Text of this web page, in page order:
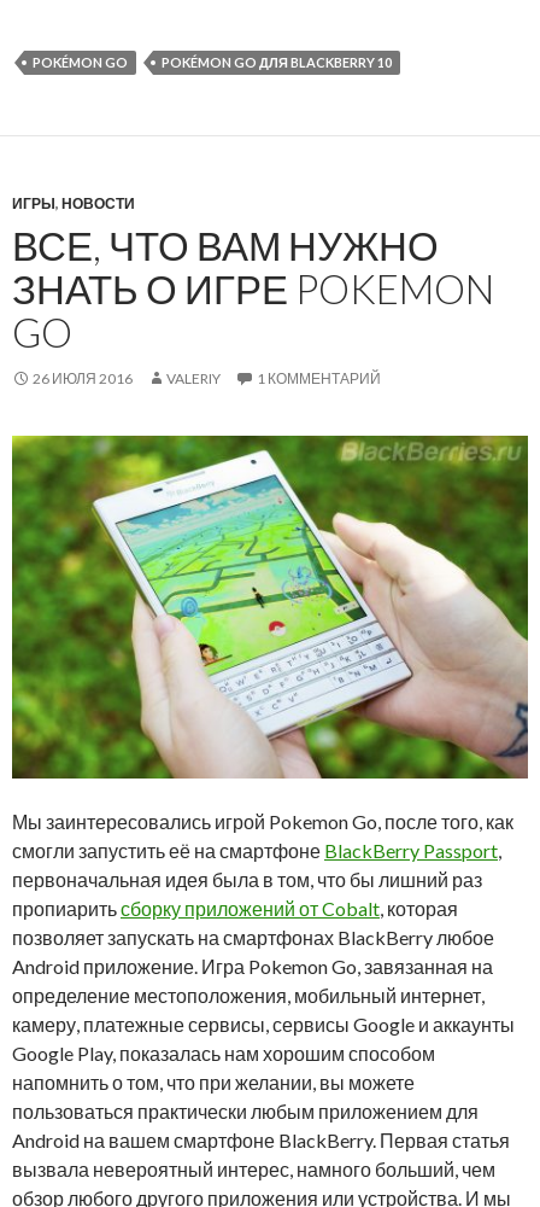
POKÉMON GO POKÉMON GO ДЛЯ BLACKBERRY 10
ИГРЫ, НОВОСТИ
ВСЕ, ЧТО ВАМ НУЖНО
ЗНАТЬ О ИГРЕ POKEMON
GO
26 ИЮЛЯ 2016 VALERIY 1 КОММЕНТАРИЙ
Мы заинтересовались игрой Pokemon Go, после того, как
смогли запустить её на смартфоне BlackBerry Passport,
первоначальная идея была в том, что бы лишний раз
пропиаритьсборку приложений от Cobalt, которая
позволяет запускать на смартфонах BlackBerry любое
Android приложение. Игра Pokemon Go, завязанная на
определение местоположения, мобильный интернет,
камеру, платежные сервисы, сервисы Google и аккаунты
Google Play, показалась нам хорошим способом
напомнить о том, что при желании, вы можете
пользоваться практически любым приложением для
Android на вашем смартфоне BlackBerry. Первая статья
вызвала невероятный интерес, намного больший, чем
обзор любого другого приложения или устройства. И мы